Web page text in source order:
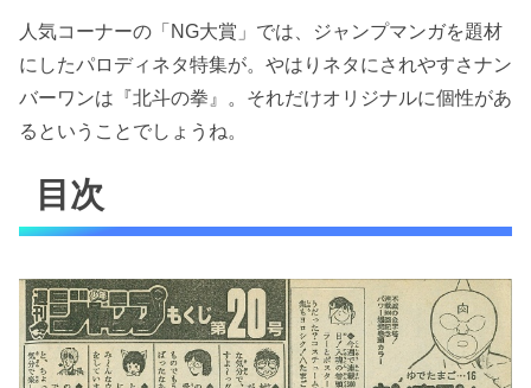
人気コーナーの「NG大賞」では、ジャンプマンガを題材
にしたパロディネタ特集が。やはりネタにされやすさナン
バーワンは『北斗の拳』。それだけオリジナルに個性があ
るということでしょうね。
目次